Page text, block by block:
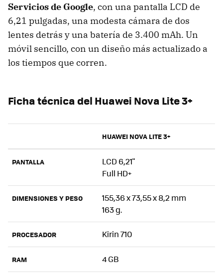
Servicios de Google, con una pantalla LCD de
6,21 pulgadas, una modesta cámara de dos
lentes detrás y una batería de 3.400 mAh. Un
móvil sencillo, con un diseño más actualizado a
los tiempos que corren.
Ficha técnica del Huawei Nova Lite 3+
HUAWEI NOVA LITE 3+
PANTALLA
LCD 6,21"
Full HD+
DIMENSIONES Y PESO
155,36 x 73,55 x 8,2 mm
163 g.
PROCESADOR Kirin 710
RAM 4 GB